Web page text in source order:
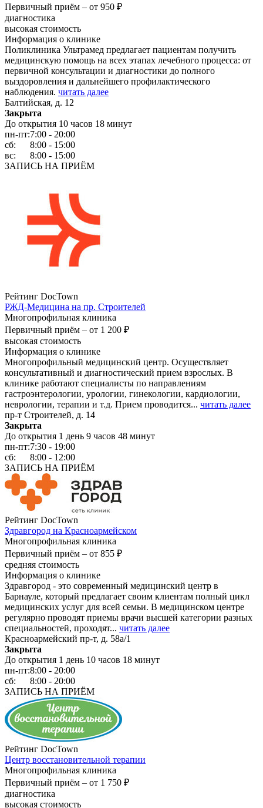
Первичный приём – от 950 ₽
диагностика
высокая стоимость
Информация о клинике
Поликлиника Ультрамед предлагает пациентам получить
медицинскую помощь на всех этапах лечебного процесса: от
первичной консультации и диагностики до полного
выздоровления и дальнейшего профилактического
наблюдения. читать далее
Балтийская, д. 12
Закрыта
До открытия 10 часов 18 минут
пн-пт:7:00 - 20:00
сб:
8:00 - 15:00
вс:
8:00 - 15:00
ЗАПИСЬ НА ПРИЁМ
Рейтинг DocTown
РЖД-Медицина на пр. Строителей
Многопрофильная клиника
Первичный приём – от 1 200 ₽
высокая стоимость
Информация о клинике
Многопрофильный медицинский центр. Осуществляет
консультативный и диагностический прием взрослых. В
клинике работают специалисты по направлениям
гастроэнтерологии, урологии, гинекологии, кардиологии,
неврологии, терапии и т.д. Прием проводится... читать далее
пр-т Строителей, д. 14
Закрыта
До открытия 1 день 9 часов 48 минут
пн-пт:7:30 - 19:00
сб:
8:00 - 12:00
ЗАПИСЬ НА ПРИЁМ
Рейтинг DocTown
Здравгород на Красноармейском
Многопрофильная клиника
Первичный приём – от 855 ₽
средняя стоимость
Информация о клинике
Здравгород - это современный медицинский центр в
Барнауле, который предлагает своим клиентам полный цикл
медицинских услуг для всей семьи. В медицинском центре
регулярно проводят приемы врачи высшей категории разных
специальностей, проходят... читать далее
Красноармейский пр-т, д. 58а/1
Закрыта
До открытия 1 день 10 часов 18 минут
пн-пт:8:00 - 20:00
сб:
8:00 - 20:00
ЗАПИСЬ НА ПРИЁМ
Рейтинг DocTown
Центр восстановительной терапии
Многопрофильная клиника
Первичный приём – от 1 750 ₽
диагностика
высокая стоимость